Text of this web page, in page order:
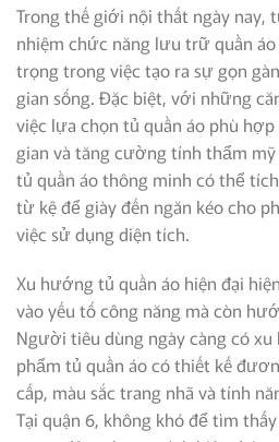
Trong thế giới nội thất ngày nay,
nhiệm chức năng lưu trữ quần
trọng trong việc tạo ra sự gọn
gian sống. Đặc biệt, với những
việc lựa chọn tủ quần áo phù
gian và tăng cường tính thẩm
tủ quần áo thông minh có thể
từ kệ để giày đến ngăn kéo cho
việc sử dụng diện tích.
Xu hướng tủ quần áo hiện đại
vào yếu tố công năng mà còn
Người tiêu dùng ngày càng có
phẩm tủ quần áo có thiết kế
cấp, màu sắc trang nhã và tính
Tại quận 6, không khó để tìm